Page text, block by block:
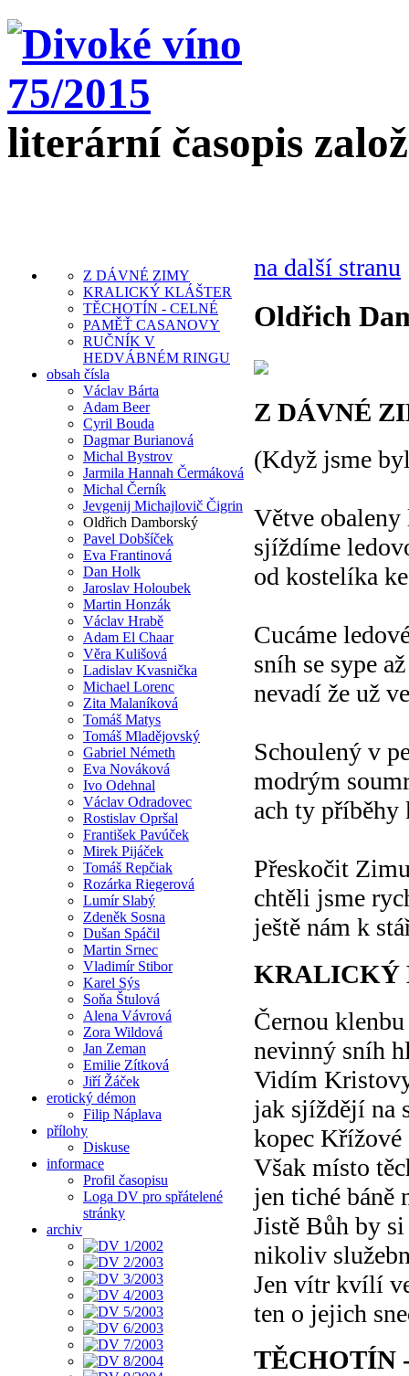
literární časopis
Z DÁVNÉ ZIMY
KRALICKÝ KLÁŠTER
TĚCHOTÍN - CELNÉ
PAMĚŤ CASANOVY
RUČNÍK V
HEDVÁBNÉM RINGU
obsah čísla
Václav Bárta
Adam Beer
Cyril Bouda
Dagmar Burianová
Michal Bystrov
Jarmila Hannah Čermáková
Michal Černík
Jevgenij Michajlovič Čigrin
Oldřich Damborský
Pavel Dobšíček
Eva Frantinová
Dan Holk
Jaroslav Holoubek
Martin Honzák
Václav Hrabě
Adam El Chaar
Věra Kulišová
Ladislav Kvasnička
Michael Lorenc
Zita Malaníková
Tomáš Matys
Tomáš Mladějovský
Gabriel Németh
Eva Nováková
Ivo Odehnal
Václav Odradovec
Rostislav Opršal
František Pavúček
Mirek Pijáček
Tomáš Repčiak
Rozárka Riegerová
Lumír Slabý
Zdeněk Sosna
Dušan Spáčil
Martin Srnec
Vladimír Stibor
Karel Sýs
Soňa Štulová
Alena Vávrová
Zora Wildová
Jan Zeman
Emilie Zítková
Jiří Žáček
erotický démon
Filip Náplava
přílohy
Diskuse
informace
Profil časopisu
Loga DV pro spřátelené
stránky
archiv
na další stranu
Oldřich
Z DÁVNÉ
(Když jsme
Větve
sjíždíme
od kostelíka
Cucáme
sníh se sype
nevadí že už
Schoulený v
modrým
ach ty příběhy
Přeskočit
chtěli jsme
ještě nám k
KRALICKÝ
Černou
nevinný sníh
Vidím
jak sjíždějí na
kopec Křížové
Však místo
jen tiché báně
Jistě Bůh by
nikoliv
Jen vítr kvílí
ten o jejich
TĚCHOTÍN